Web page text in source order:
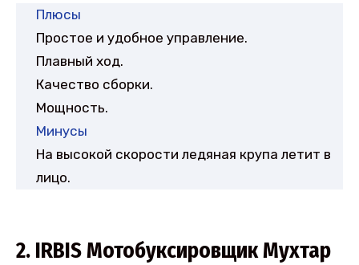
Плюсы
Простое и удобное управление.
Плавный ход.
Качество сборки.
Мощность.
Минусы
На высокой скорости ледяная крупа летит в
лицо.
2. IRBIS Мотобуксировщик Мухтар